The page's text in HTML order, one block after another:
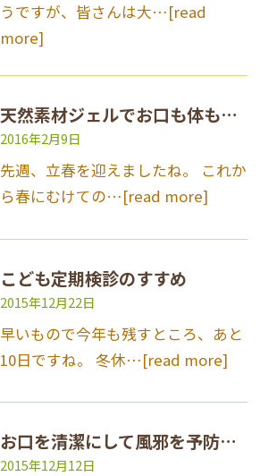
うですが、皆さんは大…[read
more]
天然素材ジェルでお口も体も健康に！
2016年2月9日
先週、立春を迎えましたね。 これか
ら春にむけての…[read more]
こども定期検診のすすめ
2015年12月22日
早いもので今年も残すところ、あと
10日ですね。 冬休…[read more]
お口を清潔にして風邪を予防しよう！
2015年12月12日